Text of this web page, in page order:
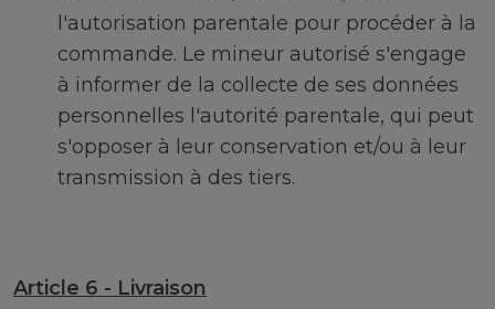
l'autorisation parentale pour procéder à la
commande. Le mineur autorisé s'engage
à informer de la collecte de ses données
personnelles l'autorité parentale, qui peut
s'opposer à leur conservation et/ou à leur
transmission à des tiers.
Article 6 - Livraison